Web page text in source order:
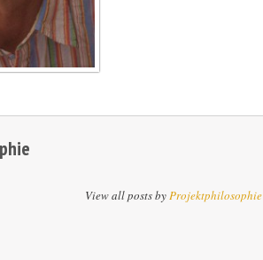
View all posts byProjektphilosophie